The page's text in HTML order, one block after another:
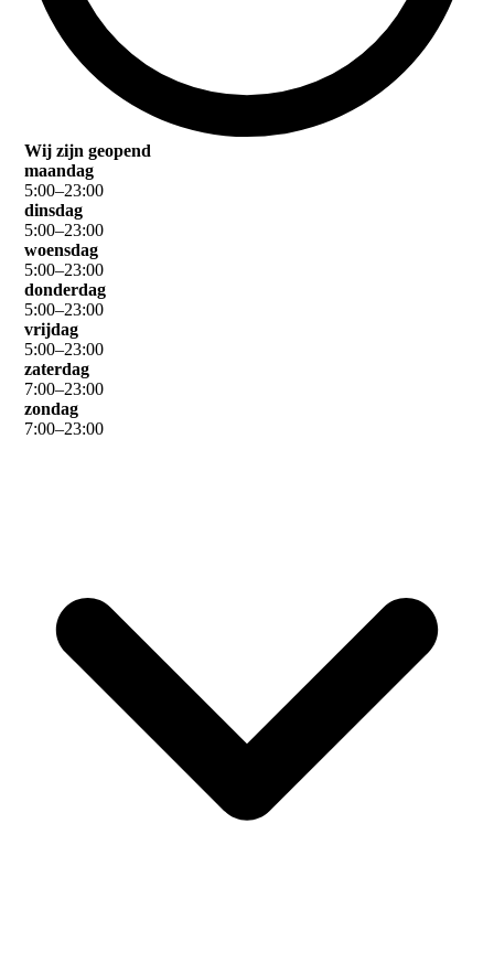
Wij zijn geopend
maandag
5:00–23:00
dinsdag
5:00–23:00
woensdag
5:00–23:00
donderdag
5:00–23:00
vrijdag
5:00–23:00
zaterdag
7:00–23:00
zondag
7:00–23:00